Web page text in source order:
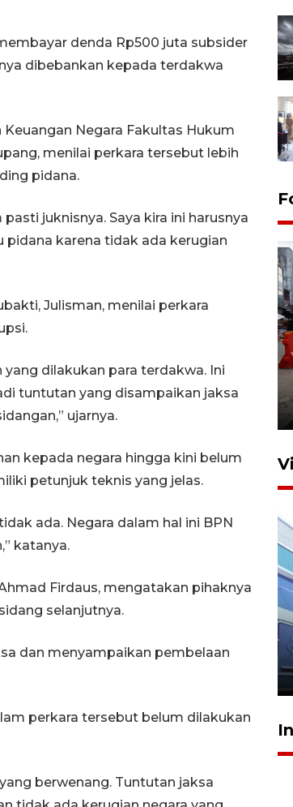
denda Rp500 juta subsider
dibebankan kepada terdakwa
Negara Fakultas Hukum
menilai perkara tersebut lebih
pidana.
juknisnya. Saya kira ini harusnya
pidana karena tidak ada kerugian
Julisman, menilai perkara
dilakukan para terdakwa. Ini
tuntutan yang disampaikan jaksa
ujarnya.
kepada negara hingga kini belum
petunjuk teknis yang jelas.
ada. Negara dalam hal ini BPN
katanya.
Firdaus, mengatakan pihaknya
selanjutnya.
dan menyampaikan pembelaan
perkara tersebut belum dilakukan
berwenang. Tuntutan jaksa
Pelaporan SPT Tahunan di
Sumut
27 April 2026 15:34
IDAI perkuat kompetensi
jantung anak